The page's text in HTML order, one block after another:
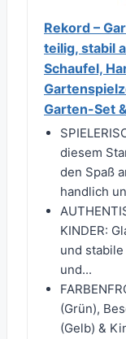
Rekord –
teilig, stabil
Schaufel,
Garten-Set
diesem
den Spaß
handlich
KINDER:
und
und...
(Grün),
(Gelb) &